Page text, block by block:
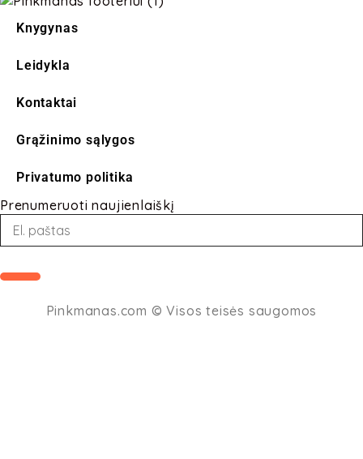
Knygynas
Leidykla
Kontaktai
Grąžinimo sąlygos
Privatumo politika
Prenumeruoti naujienlaiškį
Pinkmanas.com © Visos teisės saugomos